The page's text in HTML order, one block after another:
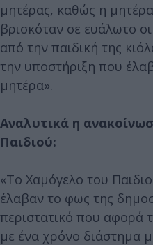
μητέρας, καθώς η
βρισκόταν σε ευάλωτο
από την παιδική της
την υποστήριξη που
μητέρα».
Αναλυτικά η
Παιδιού:
«Το Χαμόγελο του
έλαβαν το φως της
περιστατικό που αφορά
με ένα χρόνο διάστημα